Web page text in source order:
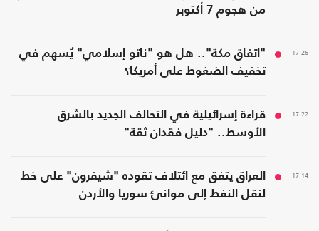
من هجوم 7 أكتوبر
17:26
"اتفاق مكة".. هل هو "ناتو إسلامي" يُسهم في
تخفيف الضغوط على أمريكا؟
17:22
قراءة إسرائيلية في التحالف الجديد بالشرق
الأوسط.. "دليل فقدان ثقة"
17:14
العراق يتفق مع ائتلاف تقوده "شيفرون" على خط
لنقل النفط إلى موانئ سوريا والأردن